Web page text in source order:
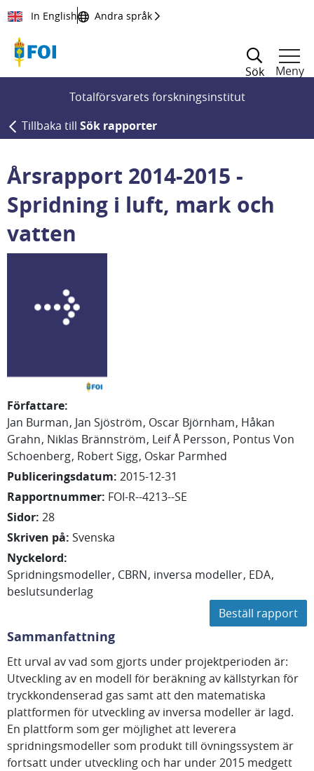
Till innehållet
In English Andra språk
Sök
Meny
Totalförsvarets forskningsinstitut
Tillbaka till Sök rapporter
Årsrapport 2014-2015 -
Spridning i luft, mark och
vatten
Författare:
Jan Burman Jan Sjöström Oscar Björnham Håkan
Grahn Niklas Brännström Leif Å Persson Pontus Von
Schoenberg RobertSigg Oskar Parmhed
Publiceringsdatum: 2015-12-31
Rapportnummer: FOI-R--4213--SE
Sidor: 28
Skriven på: Svenska
Nyckelord:
Spridningsmodeller CBRN inversa modeller EDA
beslutsunderlag
Beställ rapport
Sammanfattning
Ett urval av vad som gjorts under projektperioden är:
Utveckling av en modell för beräkning av källstyrkan för
tryckkondenserad gas samt att den matematiska
plattformen för utveckling av inversa modeller är lagd.
En plattform som ger möjlighet att leverera
spridningsmodeller som produkt till övningssystem är
fortsatt under utveckling och har under 2015 medgett